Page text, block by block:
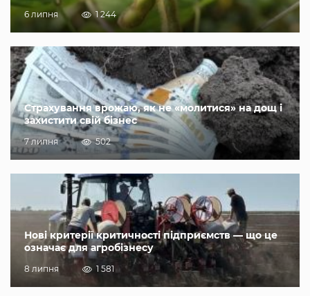
6 липня 1 244
Страхування врожаю, як не «молитися» на дощ і
захистити свій бізнес
7 липня 502
Нові критерії критичності підприємств — що це
означає для агробізнесу
8 липня 1 581